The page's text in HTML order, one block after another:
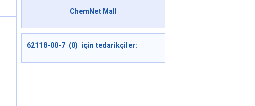
ChemNet Mall
62118-00-7 (0) için tedarikçiler: